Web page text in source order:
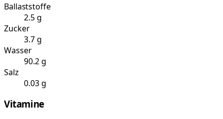
Ballaststoffe
2.5 g
Zucker
3.7 g
Wasser
90.2 g
Salz
0.03 g
Vitamine